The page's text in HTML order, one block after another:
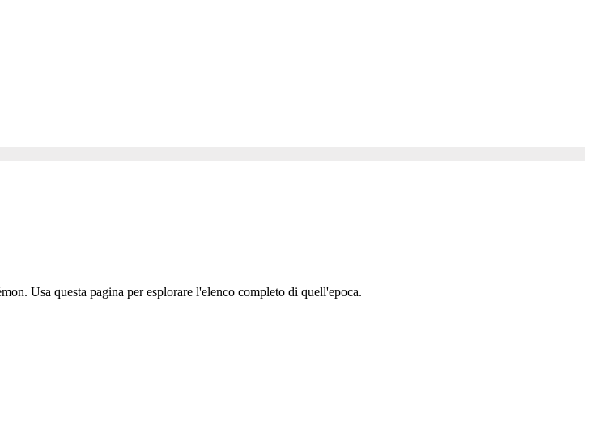
Usa questa pagina per esplorare l'elenco completo di quell'epoca.